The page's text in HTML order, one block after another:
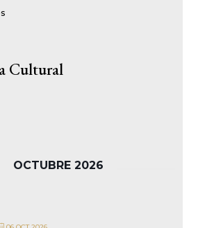
Cultural
OCTUBRE 2026